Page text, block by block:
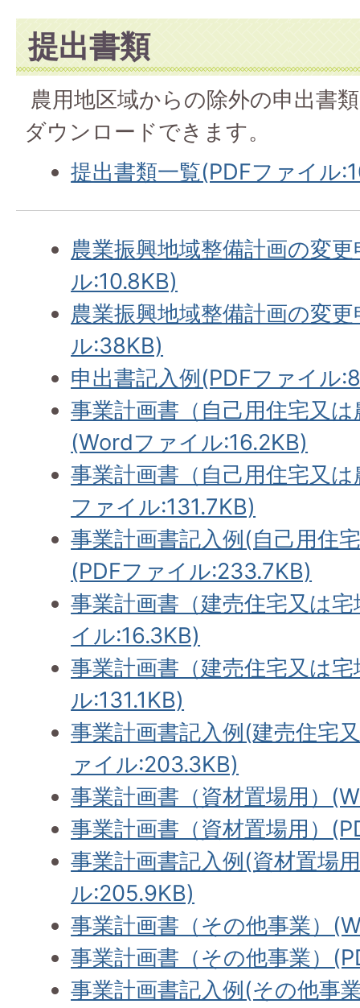
提出書類
農用地区域からの除外の申出書
ダウンロードできます。
提出書類一覧(PDFファイル
農業振興地域整備計画の変
ル:10.8KB)
農業振興地域整備計画の変
ル:38KB)
申出書記入例(PDFファイル
事業計画書（自己用住宅又
(Wordファイル:16.2KB)
事業計画書（自己用住宅又
ファイル:131.7KB)
事業計画書記入例(自己用住
(PDFファイル:233.7KB)
事業計画書（建売住宅又は
イル:16.3KB)
事業計画書（建売住宅又は
ル:131.1KB)
事業計画書記入例(建売住宅
ァイル:203.3KB)
事業計画書（資材置場用）
事業計画書（資材置場用）
事業計画書記入例(資材置場
ル:205.9KB)
事業計画書（その他事業）
事業計画書（その他事業）
事業計画書記入例(その他事